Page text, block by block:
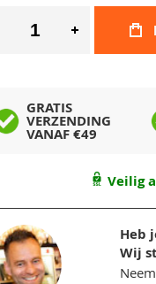
GRATIS
VERZENDING
VANAF €49
Veilig
Heb
Wij